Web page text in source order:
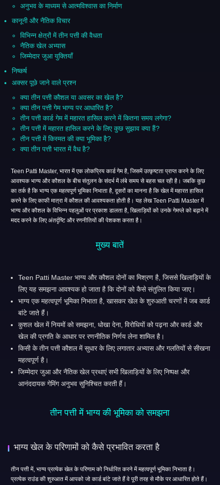
अनुभव के माध्यम से आत्मविश्वास का निर्माण
कानूनी और नैतिक विचार
विभिन्न क्षेत्रों में तीन पत्ती की वैधता
नैतिक खेल अभ्यास
जिम्मेदार जुआ युक्तियाँ
निष्कर्ष
अक्सर पूछे जाने वाले प्रश्न
क्या तीन पत्ती कौशल या अवसर का खेल है?
क्या तीन पत्ती गेम भाग्य पर आधारित है?
तीन पत्ती कार्ड गेम में महारत हासिल करने में कितना समय लगेगा?
तीन पत्ती में महारत हासिल करने के लिए कुछ सुझाव क्या हैं?
तीन पत्ती में किस्मत की क्या भूमिका है?
क्या तीन पत्ती भारत में वैध है?
Teen Patti Master, भारत में एक लोकप्रिय कार्ड गेम है, जिसमें उत्कृष्टता प्राप्त करने के लिए
आवश्यक भाग्य और कौशल के बीच संतुलन के संदर्भ में लंबे समय से बहस चल रही है। जबकि कुछ
का तर्क है कि भाग्य एक महत्वपूर्ण भूमिका निभाता है, दूसरों का मानना ​​है कि खेल में महारत हासिल
करने के लिए काफी मात्रा में कौशल की आवश्यकता होती है। यह लेख Teen Patti Master में
भाग्य और कौशल के विभिन्न पहलुओं पर प्रकाश डालता है, खिलाड़ियों को उनके गेमप्ले को बढ़ाने में
मदद करने के लिए अंतर्दृष्टि और रणनीतियों की पेशकश करता है।
मुख्य बातें
Teen Patti Master भाग्य और कौशल दोनों का मिश्रण है, जिससे खिलाड़ियों के
लिए यह समझना आवश्यक हो जाता है कि दोनों को कैसे संतुलित किया जाए।
भाग्य एक महत्वपूर्ण भूमिका निभाता है, खासकर खेल के शुरुआती चरणों में जब कार्ड
बांटे जाते हैं।
कुशल खेल में नियमों को समझना, धोखा देना, विरोधियों को पढ़ना और कार्ड और
खेल की प्रगति के आधार पर रणनीतिक निर्णय लेना शामिल है।
किसी के तीन पत्ती कौशल में सुधार के लिए लगातार अभ्यास और गलतियों से सीखना
महत्वपूर्ण है।
जिम्मेदार जुआ और नैतिक खेल प्रथाएं सभी खिलाड़ियों के लिए निष्पक्ष और
आनंददायक गेमिंग अनुभव सुनिश्चित करती हैं।
तीन पत्ती में भाग्य की भूमिका को समझना
भाग्य खेल के परिणामों को कैसे प्रभावित करता है
तीन पत्ती में, भाग्य प्रत्येक खेल के परिणाम को निर्धारित करने में महत्वपूर्ण भूमिका निभाता है।
प्रत्येक राउंड की शुरुआत में आपको जो कार्ड बांटे जाते हैं वे पूरी तरह से मौके पर आधारित होते हैं।